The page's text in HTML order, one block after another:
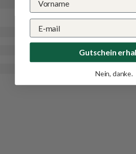
Gutschein
Nein, danke.